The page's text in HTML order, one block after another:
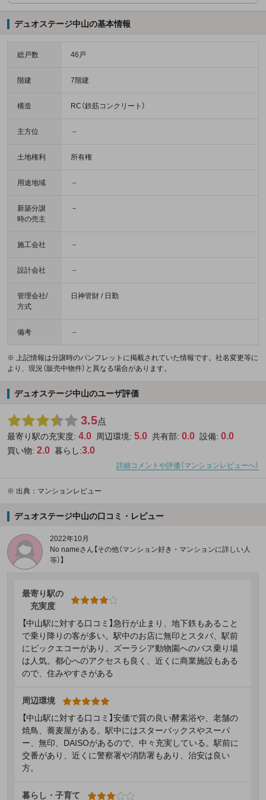
デュオステージ中山の基本情報
総戸数 46戸
階建 7階建
構造 RC（鉄筋コンクリート）
主方位 －
土地権利 所有権
用途地域 －
新築分譲
時の売主
－
施工会社 －
設計会社 －
管理会社/
方式
日神管財 / 日勤
備考 －
※ 上記情報は分譲時のパンフレットに掲載されていた情報です。社名変更等に
より、現況（販売中物件）と異なる場合があります。
デュオステージ中山のユーザ評価
3.5点
最寄り駅の充実度: 4.0 周辺環境: 5.0 共有部: 0.0 設備: 0.0
買い物: 2.0 暮らし:3.0
詳細コメントや評価（マンションレビューへ）
※ 出典：マンションレビュー
デュオステージ中山の口コミ・レビュー
2022年10月
No nameさん【その他（マンション好き・マンションに詳しい人
等）】
最寄り駅の
充実度
【中山駅に対する口コミ】急行が止まり、地下鉄もあること
で乗り降りの客が多い。駅中のお店に無印とスタバ、駅前
にビックエコーがあり、ズーラシア動物園へのバス乗り場
は人気。都心へのアクセスも良く、近くに商業施設もある
ので、住みやすさがある
周辺環境
【中山駅に対する口コミ】安価で質の良い酵素浴や、老舗の
焼鳥、蕎麦屋がある。駅中にはスターバックスやスーパ
ー、無印、DAISOがあるので、中々充実している。駅前に
交番があり、近くに警察署や消防署もあり、治安は良い
方。
暮らし・子育て